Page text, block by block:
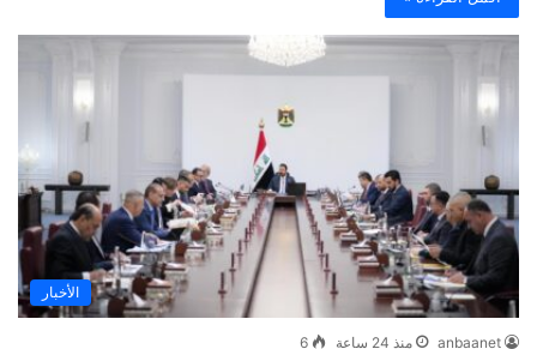
الأخبار
anbaanet منذ 24 ساعة 6